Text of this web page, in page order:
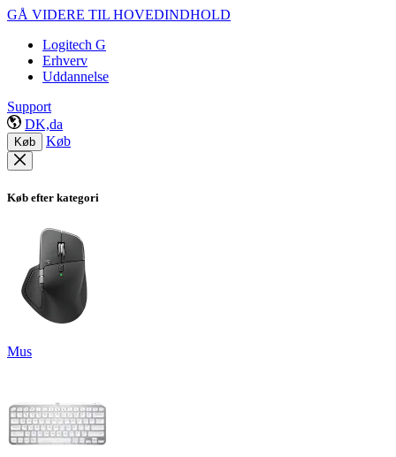
GÅ VIDERE TIL HOVEDINDHOLD
Logitech G
Erhverv
Uddannelse
Support
DK,da
Køb Køb
Køb efter kategori
Mus